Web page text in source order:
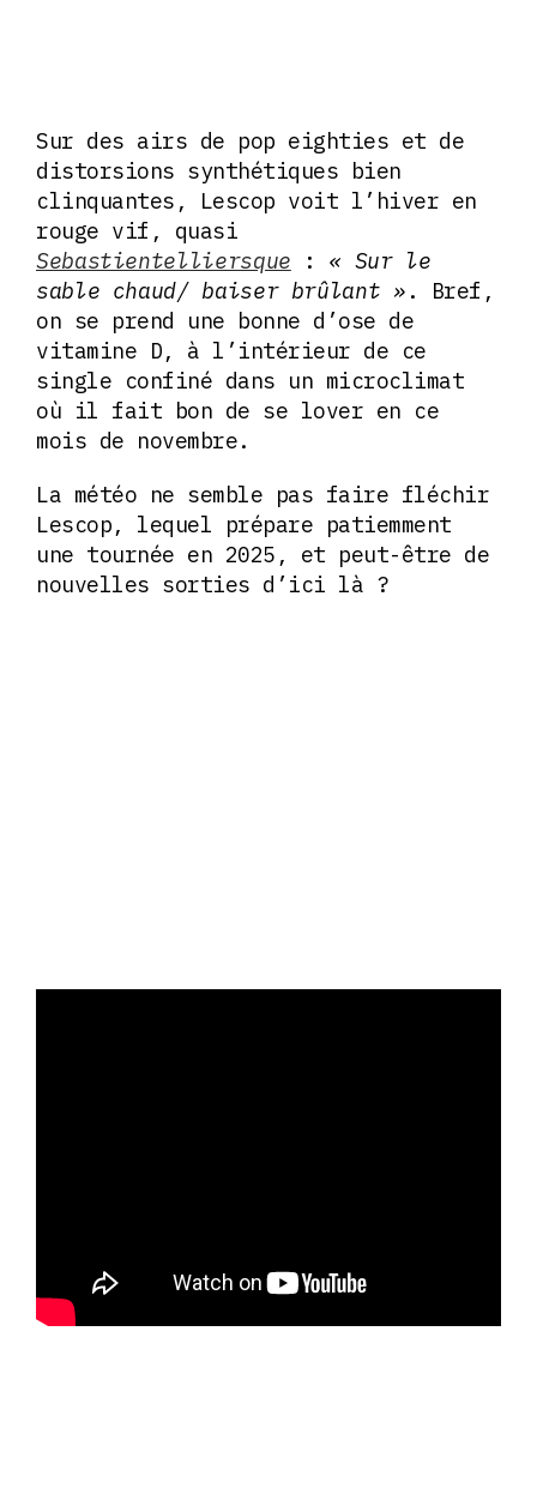
Sur des airs de pop eighties et de
distorsions synthétiques bien
clinquantes, Lescop voit l’hiver en
rouge vif, quasi
Sebastientelliersque : « Sur le
sable chaud/ baiser brûlant » . Bref,
on se prend une bonne d’ose de
vitamine D, à l’intérieur de ce
single confiné dans un microclimat
où il fait bon de se lover en ce
mois de novembre.
La météo ne semble pas faire fléchir
Lescop, lequel prépare patiemment
une tournée en 2025, et peut-être de
nouvelles sorties d’ici là ?